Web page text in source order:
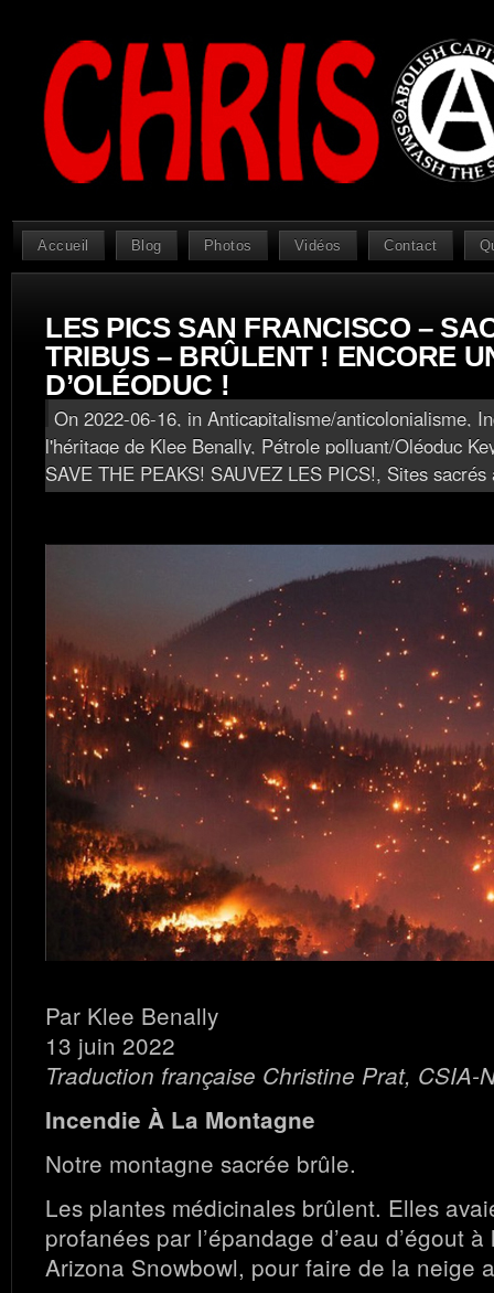
Accueil Blog Photos Vidéos Contact
LES PICS SAN FRANCISCO –
TRIBUS – BRÛLENT ! ENCORE
D’OLÉODUC !
On 2022-06-16, in Anticapitalisme/anticolonialisme,
l'héritage de Klee Benally, Pétrole polluant/Oléoduc
SAVE THE PEAKS! SAUVEZ LES PICS!, Sites sacrés
Par Klee Benally
13 juin 2022
Traduction française Christine Prat, CSIA-
Incendie À La Montagne
Notre montagne sacrée brûle.
Les plantes médicinales brûlent. Elles
profanées par l’épandage d’eau d’égout
Arizona Snowbowl, pour faire de la neige